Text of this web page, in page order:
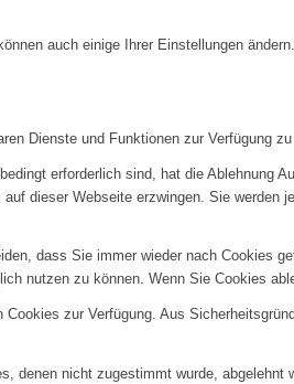
auch einige Ihrer Einstellungen
Dienste und Funktionen zur Verfügung zu
erforderlich sind, hat die
dieser Webseite erzwingen. Sie
dass Sie immer wieder nach Cookies
nutzen zu können. Wenn Sie Cookies
zur Verfügung. Aus
denen nicht zugestimmt wurde,